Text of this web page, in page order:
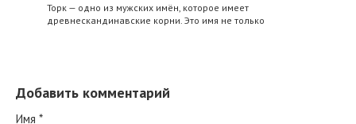
Торк — одно из мужских имён, которое имеет
древнескандинавские корни. Это имя не только
Добавить комментарий
Имя *